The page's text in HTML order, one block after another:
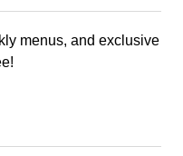
menus, and exclusive